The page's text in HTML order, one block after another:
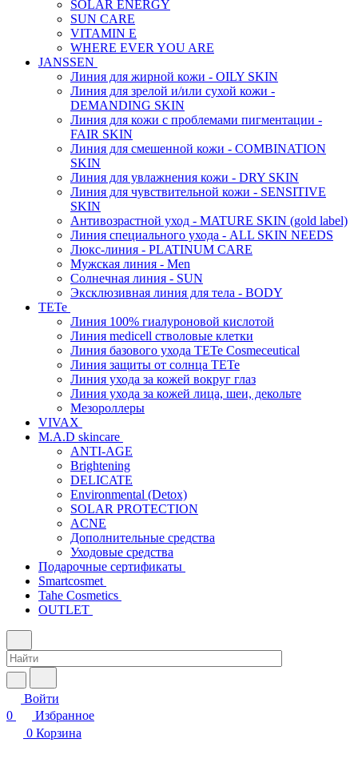
SOLAR ENERGY
SUN CARE
VITAMIN E
WHERE EVER YOU ARE
JANSSEN
Линия для жирной кожи - OILY SKIN
Линия для зрелой и/или сухой кожи -
DEMANDING SKIN
Линия для кожи с проблемами пигментации -
FAIR SKIN
Линия для смешенной кожи - COMBINATION
SKIN
Линия для увлажнения кожи - DRY SKIN
Линия для чувствительной кожи - SENSITIVE
SKIN
Антивозрастной уход - MATURE SKIN (gold label)
Линия специального ухода - ALL SKIN NEEDS
Люкс-линия - PLATINUM CARE
Мужская линия - Men
Солнечная линия - SUN
Эксклюзивная линия для тела - BODY
TETe
Линия 100% гиалуроновой кислотой
Линия medicell стволовые клетки
Линия базового ухода TETe Cosmeceutical
Линия защиты от солнца TETe
Линия ухода за кожей вокруг глаз
Линия ухода за кожей лица, шеи, декольте
Мезороллеры
VIVAX
M.A.D skincare
ANTI-AGE
Brightening
DELICATE
Environmental (Detox)
SOLAR PROTECTION
АCNE
Дополнительные средства
Уходовые средства
Подарочные сертификаты
Smartcosmet
Tahe Cosmetics
OUTLET
Войти
0
Избранное
0 Корзина